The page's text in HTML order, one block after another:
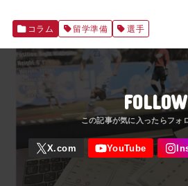
コラム 留学準備 選手
FOLLOW